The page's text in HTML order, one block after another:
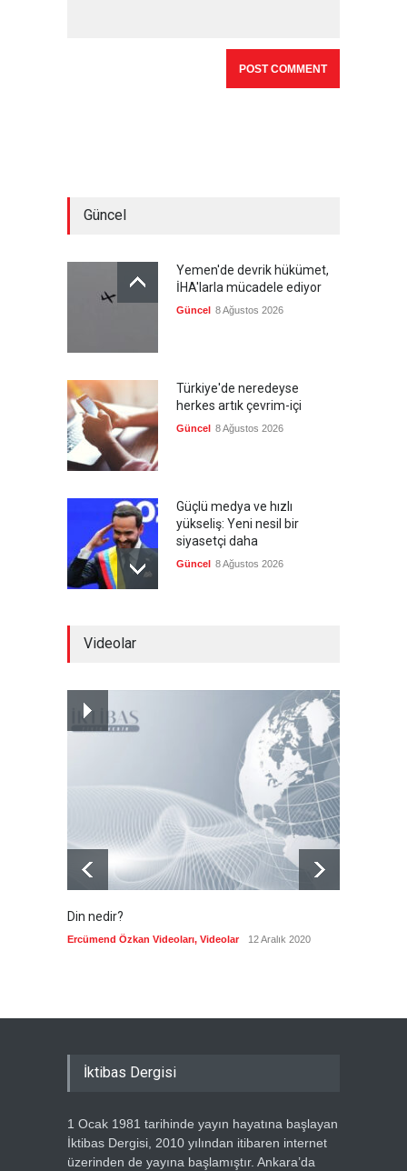
Güncel
Yemen'de devrik hükümet,
İHA'larla mücadele ediyor
Güncel 8 Ağustos 2026
Türkiye'de neredeyse
herkes artık çevrim-içi
Güncel 8 Ağustos 2026
Güçlü medya ve hızlı
yükseliş: Yeni nesil bir
siyasetçi daha
Güncel 8 Ağustos 2026
Kolombiya, solcu Petro'nun
yerine aşırı sağcı Espriella'yı
Güncel 8 Ağustos 2026
Videolar
Din nedir?
Ercümend Özkan Videoları, Videolar 12 Aralık 2020
İktibas Dergisi
1 Ocak 1981 tarihinde yayın hayatına başlayan
İktibas Dergisi, 2010 yılından itibaren internet
üzerinden de yayına başlamıştır. Ankara’da